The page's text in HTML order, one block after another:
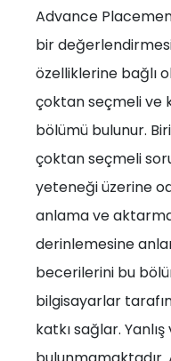
Advance
bir
özelliklerine bağlı
çoktan seçmeli ve
bölümü bulunur.
çoktan seçmeli
yeteneği üzerine
anlama ve
derinlemesine
becerilerini bu
bilgisayarlar
katkı sağlar.